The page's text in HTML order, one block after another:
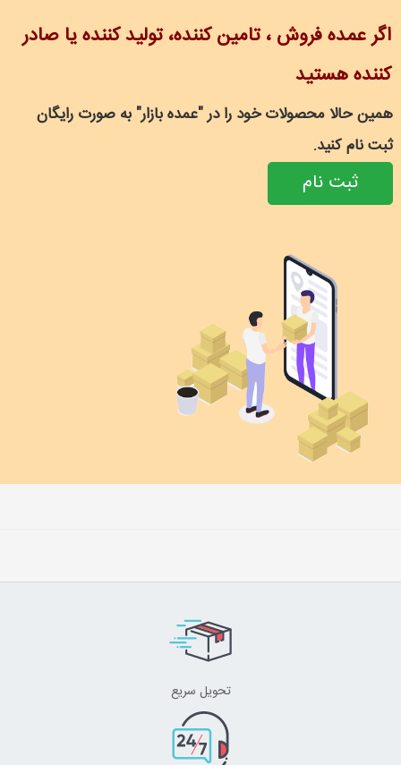
اگر عمده فروش ، تامین کننده، تولید کننده یا صادر
کننده هستید
همین حالا محصولات خود را در "عمده بازار" به صورت رایگان
ثبت نام کنید.
ثبت نام
تحویل سریع